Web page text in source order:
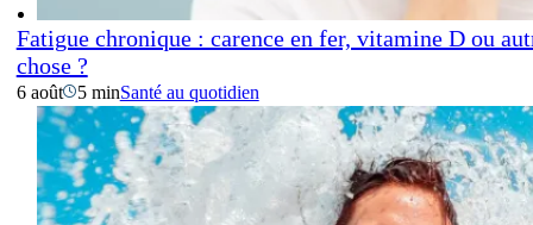
Fatigue chronique : carence en fer, vitamine D ou
chose ?
6 août 5 minSanté au quotidien